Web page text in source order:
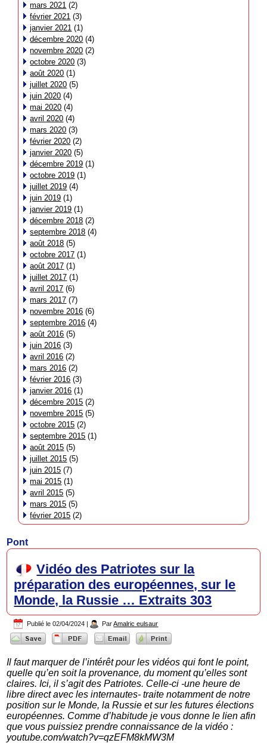
mars 2021 (2)
février 2021 (3)
janvier 2021 (1)
décembre 2020 (4)
novembre 2020 (2)
octobre 2020 (3)
août 2020 (1)
juillet 2020 (5)
juin 2020 (4)
mai 2020 (4)
avril 2020 (4)
mars 2020 (3)
février 2020 (2)
janvier 2020 (5)
décembre 2019 (1)
octobre 2019 (1)
juillet 2019 (4)
juin 2019 (1)
janvier 2019 (1)
décembre 2018 (2)
septembre 2018 (4)
août 2018 (5)
octobre 2017 (1)
août 2017 (1)
juillet 2017 (1)
avril 2017 (6)
mars 2017 (7)
novembre 2016 (6)
septembre 2016 (4)
août 2016 (5)
juin 2016 (3)
avril 2016 (2)
mars 2016 (2)
février 2016 (3)
janvier 2016 (1)
décembre 2015 (2)
novembre 2015 (5)
octobre 2015 (2)
septembre 2015 (1)
août 2015 (5)
juillet 2015 (5)
juin 2015 (7)
mai 2015 (1)
avril 2015 (5)
mars 2015 (5)
février 2015 (2)
Pont
Vidéo des Patriotes sur la
préparation des européennes, sur le
Monde, la Russie … Extraits 303
Publié le 02/04/2024 | Par Amalric eulsaur
Il faut marquer de l’intérêt pour les vidéos qui font le point,
quelle qu’en soit la provenance, du moment qu’elles sont
claires. Ici, il s’agit des Patriotes. Celle-ci -une heure de
libre direct avec les internautes- traite notamment de notre
position sur le Monde, la Russie et sur les futures élections
européennes. Comme d’habitude je vous donne le lien afin
que vous puissiez prendre connaissance de la vidéo :
youtube.com/watch?v=qzEFM8kMW3M